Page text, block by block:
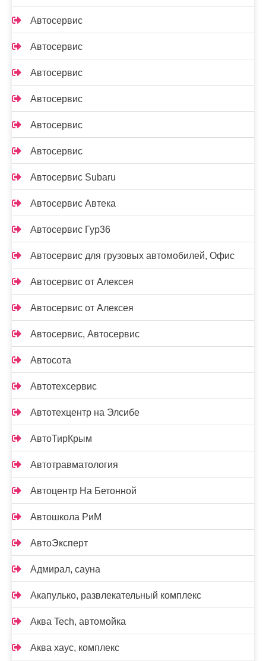
Автосервис
Автосервис
Автосервис
Автосервис
Автосервис
Автосервис
Автосервис Subaru
Автосервис Автека
Автосервис Гур36
Автосервис для грузовых автомобилей, Офис
Автосервис от Алексея
Автосервис от Алексея
Автосервис, Автосервис
Автосота
Автотехсервис
Автотехцентр на Элсибе
АвтоТирКрым
Автотравматология
Автоцентр На Бетонной
Автошкола РиМ
АвтоЭксперт
Адмирал, сауна
Акапулько, развлекательный комплекс
Аква Tech, автомойка
Аква хаус, комплекс